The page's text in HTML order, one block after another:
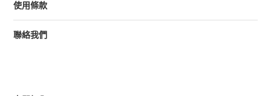
使用條款
聯絡我們